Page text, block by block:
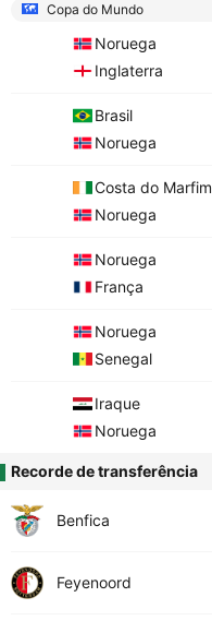
Copa do Mundo
Noruega
Inglaterra
Brasil
Noruega
Costa do Marfim
Noruega
Noruega
França
Noruega
Senegal
Iraque
Noruega
Recorde de transferência
Benfica
Feyenoord